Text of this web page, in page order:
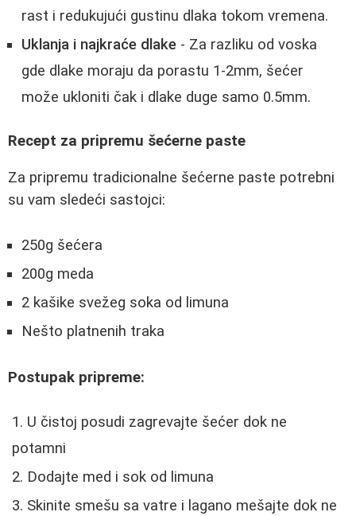
rast i redukujući gustinu dlaka tokom vremena.
Uklanja i najkraće dlake - Za razliku od voska
gde dlake moraju da porastu 1-2mm, šećer
može ukloniti čak i dlake duge samo 0.5mm.
Recept za pripremu šećerne paste
Za pripremu tradicionalne šećerne paste potrebni
su vam sledeći sastojci:
250g šećera
200g meda
2 kašike svežeg soka od limuna
Nešto platnenih traka
Postupak pripreme:
U čistoj posudi zagrevajte šećer dok ne
potamni
Dodajte med i sok od limuna
Skinite smešu sa vatre i lagano mešajte dok ne